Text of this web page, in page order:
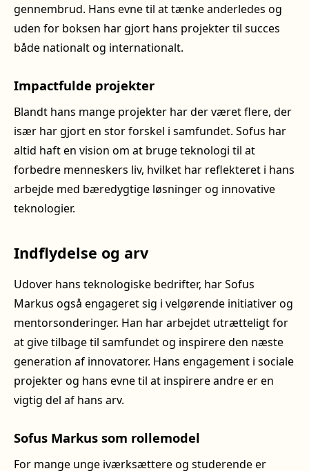
gennembrud. Hans evne til at tænke anderledes og
uden for boksen har gjort hans projekter til succes
både nationalt og internationalt.
Impactfulde projekter
Blandt hans mange projekter har der været flere, der
især har gjort en stor forskel i samfundet. Sofus har
altid haft en vision om at bruge teknologi til at
forbedre menneskers liv, hvilket har reflekteret i hans
arbejde med bæredygtige løsninger og innovative
teknologier.
Indflydelse og arv
Udover hans teknologiske bedrifter, har Sofus
Markus også engageret sig i velgørende initiativer og
mentorsonderinger. Han har arbejdet utrætteligt for
at give tilbage til samfundet og inspirere den næste
generation af innovatorer. Hans engagement i sociale
projekter og hans evne til at inspirere andre er en
vigtig del af hans arv.
Sofus Markus som rollemodel
For mange unge iværksættere og studerende er